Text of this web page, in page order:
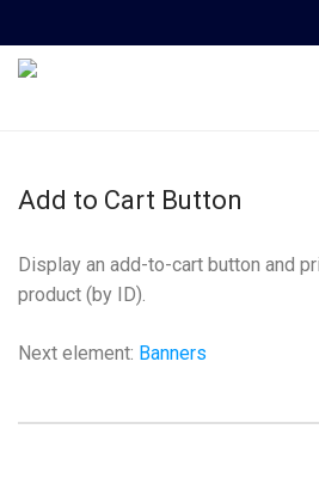
Add to Cart Button
Display an add-to-cart button and
product (by ID).
Next element: Banners